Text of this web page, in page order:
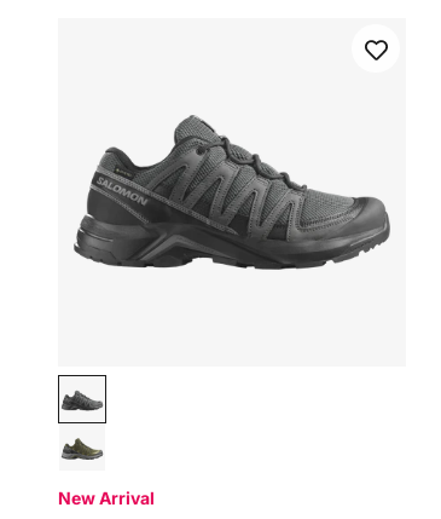
Asphalt / Castlerock / Black
Olive Night / Martini Olive / Pewter
New Arrival